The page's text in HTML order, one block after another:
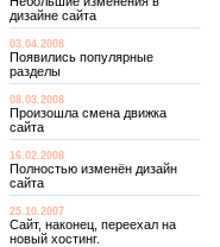
дизайне сайта
03.04.2008
Появились популярные
разделы
08.03.2008
Произошла смена движка
сайта
16.02.2008
Полностью изменён дизайн
сайта
25.10.2007
Сайт, наконец, переехал на
новый хостинг.